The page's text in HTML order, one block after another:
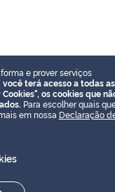
e prover serviços
você terá acesso a todas as
os cookies que
Para escolher quais
em nossa Declaração